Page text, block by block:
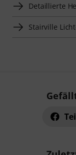
Detaillierte
Stairville